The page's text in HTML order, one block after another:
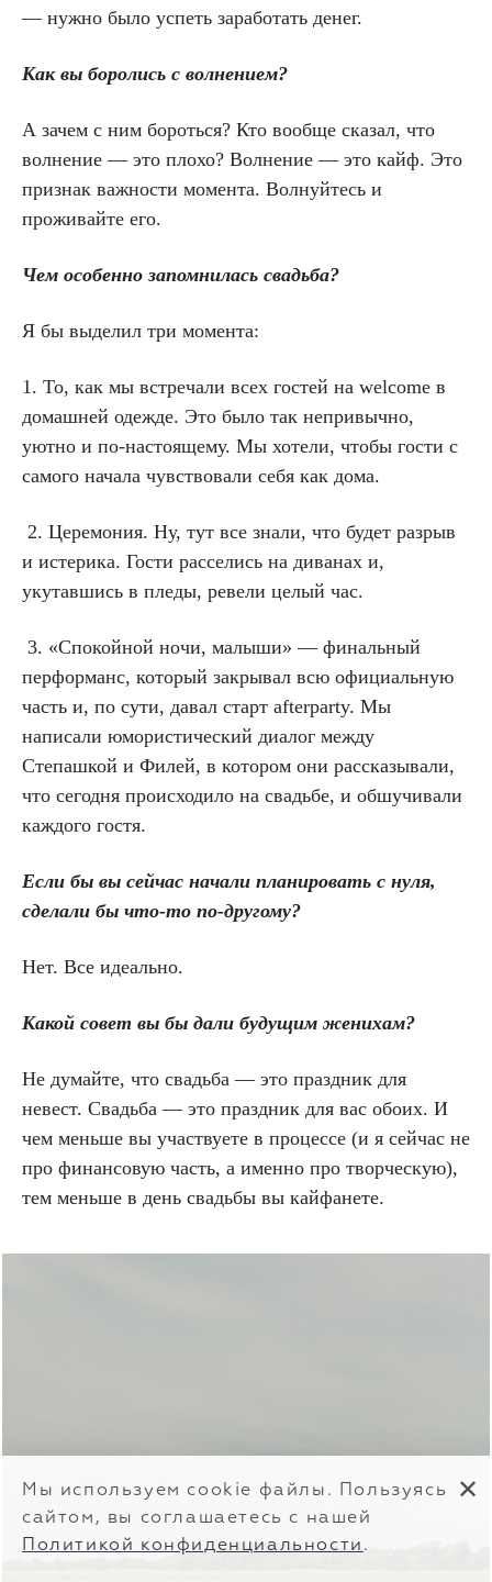
— нужно было успеть заработать денег.
Как вы боролись с волнением?
А зачем с ним бороться? Кто вообще сказал, что
волнение — это плохо? Волнение — это кайф. Это
признак важности момента. Волнуйтесь и
проживайте его.
Чем особенно запомнилась свадьба?
Я бы выделил три момента:
1. То, как мы встречали всех гостей на welcome в
домашней одежде. Это было так непривычно,
уютно и по-настоящему. Мы хотели, чтобы гости с
самого начала чувствовали себя как дома.
2. Церемония. Ну, тут все знали, что будет разрыв
и истерика. Гости расселись на диванах и,
укутавшись в пледы, ревели целый час.
3. «Спокойной ночи, малыши» — финальный
перформанс, который закрывал всю официальную
часть и, по сути, давал старт afterparty. Мы
написали юмористический диалог между
Степашкой и Филей, в котором они рассказывали,
что сегодня происходило на свадьбе, и обшучивали
каждого гостя.
Если бы вы сейчас начали планировать с нуля,
сделали бы что-то по-другому?
Нет. Все идеально.
Какой совет вы бы дали будущим женихам?
Не думайте, что свадьба — это праздник для
невест. Свадьба — это праздник для вас обоих. И
чем меньше вы участвуете в процессе (и я сейчас не
про финансовую часть, а именно про творческую),
тем меньше в день свадьбы вы кайфанете.
Мы используем cookie файлы. Пользуясь
сайтом, вы соглашаетесь с нашей
Политикой конфиденциальности .
✕